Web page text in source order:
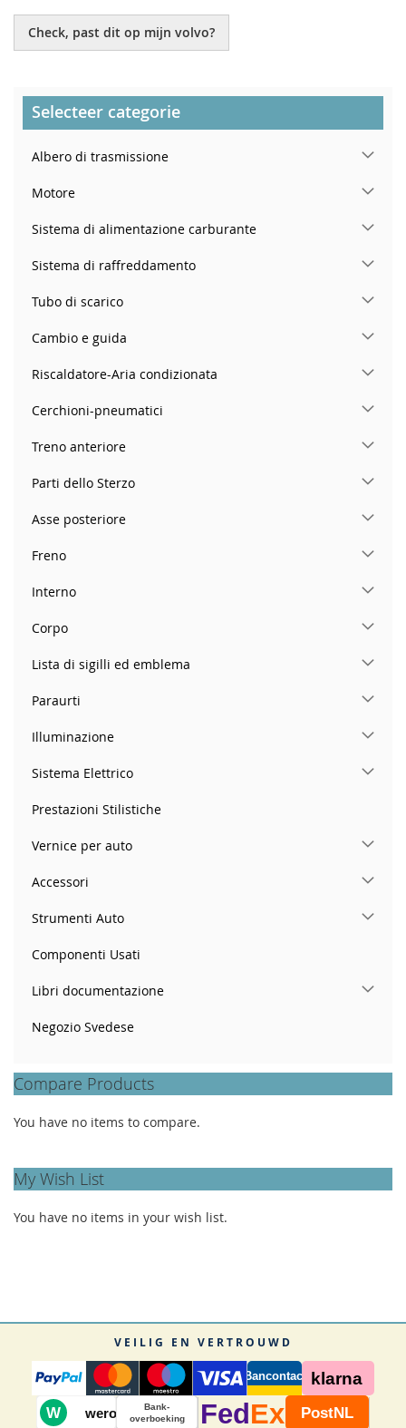
Check, past dit op mijn volvo?
Selecteer categorie
Albero di trasmissione
Motore
Sistema di alimentazione carburante
Sistema di raffreddamento
Tubo di scarico
Cambio e guida
Riscaldatore-Aria condizionata
Cerchioni-pneumatici
Treno anteriore
Parti dello Sterzo
Asse posteriore
Freno
Interno
Corpo
Lista di sigilli ed emblema
Paraurti
Illuminazione
Sistema Elettrico
Prestazioni Stilistiche
Vernice per auto
Accessori
Strumenti Auto
Componenti Usati
Libri documentazione
Negozio Svedese
Compare Products
You have no items to compare.
My Wish List
You have no items in your wish list.
VEILIG EN VERTROUWD
Bancontact klarna
W wero
Bank-
overboeking
Fed Ex PostNL